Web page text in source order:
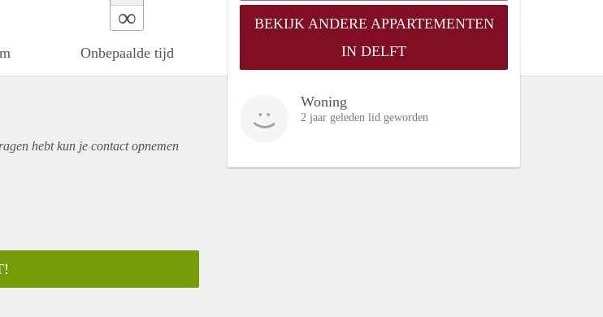
∞
Onbepaalde tijd
BEKIJK ANDERE APPARTEMENTEN
IN DELFT
Woning
2 jaar geleden lid geworden
hebt kun je contact opnemen